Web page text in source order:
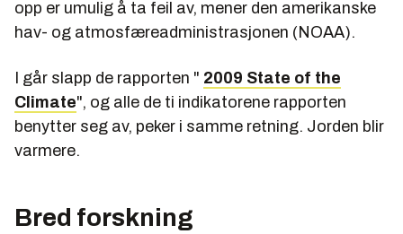
opp er umulig å ta feil av, mener den amerikanske
hav- og atmosfæreadministrasjonen (NOAA).
I går slapp de rapporten " 2009 State of the
Climate", og alle de ti indikatorene rapporten
benytter seg av, peker i samme retning. Jorden blir
varmere.
Bred forskning